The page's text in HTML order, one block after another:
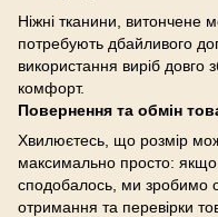
Ніжні тканини, витончене
потребують дбайливого
використання виріб довго
комфорт.
Повернення та обмін
Хвилюєтесь, що розмір
максимально просто:
сподобалось, ми зробимо
отримання та перевірки